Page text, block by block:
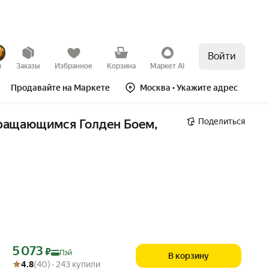
Заказы Избранное Корзина Маркет AI
Войти
Продавайте на Маркете Москва • Укажите адрес
Голден Боем,
Поделиться
Цена с картой Яндекс Пэй 5073 ₽ вместо
5 073 ₽
Пэй
Рейтинг товара: 4.8 из 5
Оценок: (40) · 243 купили
4.8(40) · 243 купили
В корзину